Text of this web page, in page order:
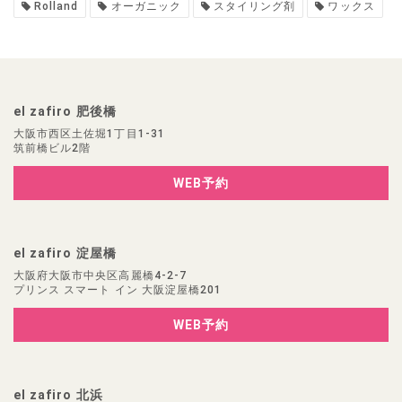
Rolland オーガニック スタイリング剤 ワックス
el zafiro 肥後橋
大阪市西区土佐堀1丁目1-31
筑前橋ビル2階
WEB予約
el zafiro 淀屋橋
大阪府大阪市中央区高麗橋4-2-7
プリンス スマート イン 大阪淀屋橋201
WEB予約
el zafiro 北浜